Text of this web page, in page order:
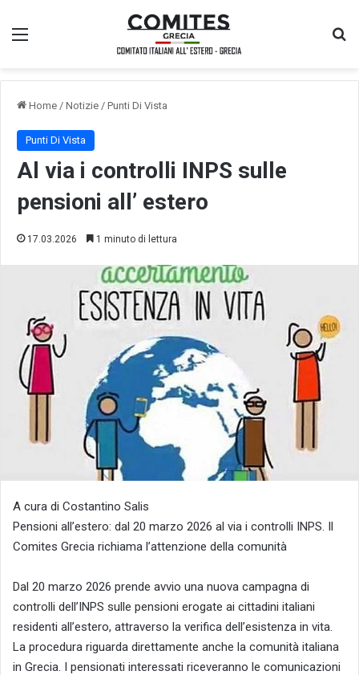
Menu
Home / Notizie / Punti Di Vista
Punti Di Vista
Al via i controlli INPS sulle
pensioni all’ estero
17.03.2026 1 minuto di lettura
A cura di Costantino Salis
Pensioni all’estero: dal 20 marzo 2026 al via i controlli INPS. Il
Comites Grecia richiama l’attenzione della comunità
Dal 20 marzo 2026 prende avvio una nuova campagna di
controlli dell’INPS sulle pensioni erogate ai cittadini italiani
residenti all’estero, attraverso la verifica dell’esistenza in vita.
La procedura riguarda direttamente anche la comunità italiana
in Grecia. I pensionati interessati riceveranno le comunicazioni